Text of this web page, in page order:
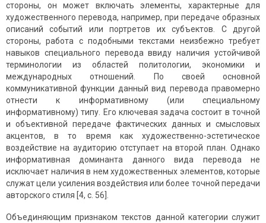
стороны, он может включать элементы, характерные для
художественного перевода, например, при передаче образных
описаний событий или портретов их субъектов. С другой
стороны, работа с подобными текстами неизбежно требует
навыков специального перевода ввиду наличия устойчивой
терминологии из областей политологии, экономики и
международных отношений. По своей основной
коммуникативной функции данный вид перевода правомерно
отнести к информативному (или специальному
информативному) типу. Его ключевая задача состоит в точной
и объективной передаче фактических данных и смысловых
акцентов, в то время как художественно-эстетическое
воздействие на аудиторию отступает на второй план. Однако
информативная доминанта данного вида перевода не
исключает наличия в нем художественных элементов, которые
служат цели усиления воздействия или более точной передачи
авторского стиля [4, с. 56].
Объединяющим признаком текстов данной категории служит